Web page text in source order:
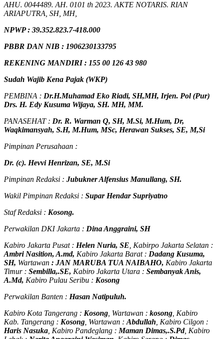
AHU. 0044489. AH. 0101 th 2023. AKTE NOTARIS. RIAN
ARIAPUTRA, SH, MH,
NPWP: 39.352.823.7-418.000
PBBR DAN NIB : 1906230133795
REKENING MANDIRI : 155 00 126 43 980
Sudah Wajib Kena Pajak (WKP)
PEMBINA : Dr.H.Muhamad Eko Riadi, SH,MH, Irjen. Pol (Pur)
Drs. H. Edy Kusuma Wijaya, SH. MH, MM.
PANASEHAT : Dr. R. Warman Q, SH, M.Si, M.Hum, Dr,
Waqkimansyah, S.H, M.Hum, MSc, Herawan Sukses, SE, M,Si
Pimpinan Perusahaan :
Dr. (c). Hevvi Henrizan, SE, M.Si
Pimpinan Redaksi : Jubukner Alfensius Manullang, SH.
Wakil Pimpinan Redaksi : Supar Hendar Supriyatno
Staf Redaksi : Kosong.
Perwakilan DKI Jakarta : Dina Anggraini, SH
Kabiro Jakarta Pusat : Helen Nuria, SE , Kabirpo Jakarta Selatan :
Ambri Nasition, A.md, Kabiro Jakarta Barat : Dadang Kusuma,
SH, Wartawan : JAN MARUBA TUA NAIBAHO, Kabiro Jakarta
Timur : Sembilla,.SE, Kabiro Jakarta Utara : Sembanyak Anis,
A.Md, Kabiro Pulau Seribu : Kosong
Perwakilan Banten : Hasan Natipuluh.
Kabiro Kota Tangerang : Kosong , Wartawan : kosong , Kabiro
Kab. Tangerang : Kosong , Wartawan : Abdullah , Kabiro Cilgon :
Haris Nasuka , Kabiro Pandeglang : Maman Dimas,.S.Pd, Kabiro